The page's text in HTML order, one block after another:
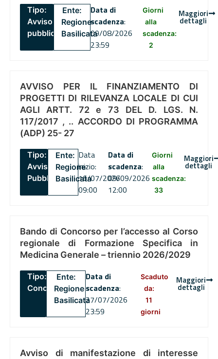
Tipo:
Avviso
pubblico
Ente:
Regione
Basilicata
Data di
scadenza:
09/08/2026
23:59
Giorni
alla
scadenza:
2
Maggiori
dettagli
AVVISO PER IL FINANZIAMENTO DI
PROGETTI DI RILEVANZA LOCALE DI CUI
AGLI ARTT. 72 e 73 DEL D. LGS. N.
117/2017 , .. ACCORDO DI PROGRAMMA
(ADP) 25- 27
Tipo:
Avviso
Pubblico
Ente:
Regione
Basilicata
Data
inizio:
16/07/2026
09:00
Data di
scadenza:
09/09/2026
12:00
Giorni
alla
scadenza:
33
Maggiori
dettagli
Bando di Concorso per l’accesso al Corso
regionale di Formazione Specifica in
Medicina Generale – triennio 2026/2029
Tipo:
Concorsi
Ente:
Regione
Basilicata
Data di
scadenza:
27/07/2026
23:59
Scaduto
da:
11
giorni
Maggiori
dettagli
Avviso di manifestazione di interesse